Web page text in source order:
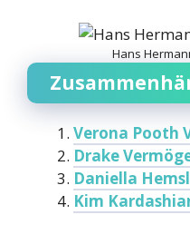
Hans
Verona Pooth
Drake
Daniella
Kim